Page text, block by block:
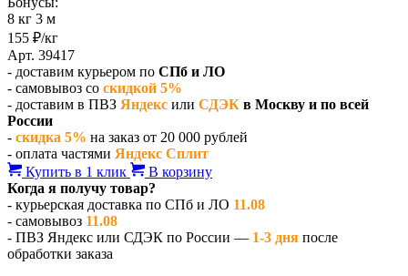
8 кг 3 м
155 ₽/кг
Арт. 39417
- доставим курьером по СПб и ЛО
- самовывоз со скидкой 5%
- доставим в ПВЗ Яндекс или СДЭК в Москву и по всей
России
- скидка 5% на заказ от 20 000 рублей
- оплата частями Яндекс Сплит
Купить в 1 клик
В корзину
Когда я получу товар?
- курьерская доставка по СПб и ЛО 11.08
- самовывоз 11.08
- ПВЗ Яндекс или СДЭК по России — 1-3 дня после
обработки заказа